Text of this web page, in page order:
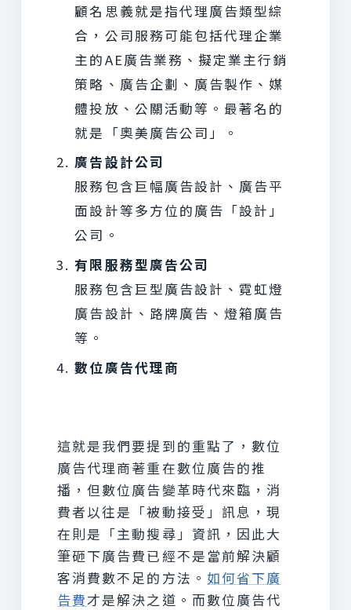
顧名思義就是指代理廣告類型綜
合，公司服務可能包括代理企業
主的AE廣告業務、擬定業主行銷
策略、廣告企劃、廣告製作、媒
體投放、公關活動等。最著名的
就是「奧美廣告公司」。
廣告設計公司
服務包含巨幅廣告設計、廣告平
面設計等多方位的廣告「設計」
公司。
有限服務型廣告公司
服務包含巨型廣告設計、霓虹燈
廣告設計、路牌廣告、燈箱廣告
等。
數位廣告代理商
這就是我們要提到的重點了，數位
廣告代理商著重在數位廣告的推
播，但數位廣告變革時代來臨，消
費者以往是「被動接受」訊息，現
在則是「主動搜尋」資訊，因此大
筆砸下廣告費已經不是當前解決顧
客消費數不足的方法。 如何省下廣
告費才是解決之道。而數位廣告代